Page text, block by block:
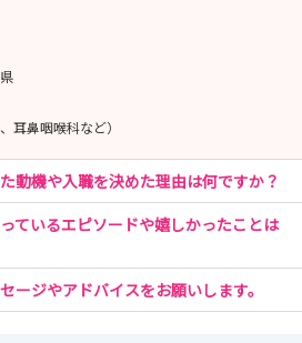
耳鼻咽喉科など）
動機や入職を決めた理由は何ですか？
ているエピソードや嬉しかったことは
ージやアドバイスをお願いします。